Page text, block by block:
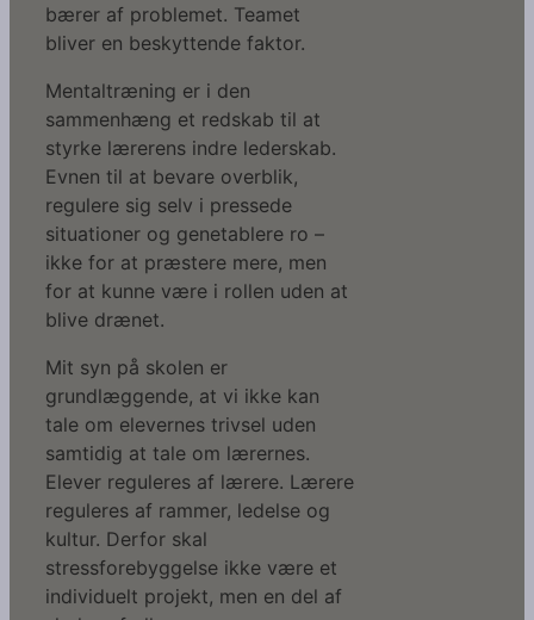
bærer af problemet. Teamet
bliver en beskyttende faktor.
Mentaltræning er i den
sammenhæng et redskab til at
styrke lærerens indre lederskab.
Evnen til at bevare overblik,
regulere sig selv i pressede
situationer og genetablere ro –
ikke for at præstere mere, men
for at kunne være i rollen uden at
blive drænet.
Mit syn på skolen er
grundlæggende, at vi ikke kan
tale om elevernes trivsel uden
samtidig at tale om lærernes.
Elever reguleres af lærere. Lærere
reguleres af rammer, ledelse og
kultur. Derfor skal
stressforebyggelse ikke være et
individuelt projekt, men en del af